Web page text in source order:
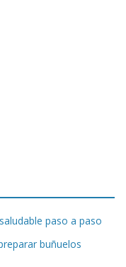
paso a paso
buñuelos